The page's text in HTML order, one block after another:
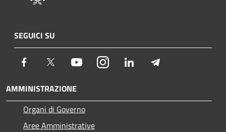
SEGUICI SU
Facebook Twitter YoutubeInstagram LinkedIn
AMMINISTRAZIONE
Organi di Governo
Aree Amministrative